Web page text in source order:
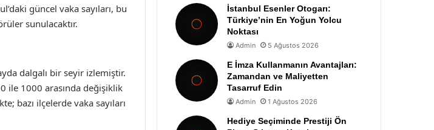
güncel vaka sayıları, bu
sunulacaktır.
dalgalı bir seyir izlemiştir.
ile 1000 arasında değişiklik
bazı ilçelerde vaka sayıları
İstanbul Esenler Otogarı:
Türkiye’nin En Yoğun Yolcu
Noktası
Admin 5 Ağustos 2026
E İmza Kullanmanın Avantajları:
Zamandan ve Maliyetten
Tasarruf Edin
Admin 1 Ağustos 2026
Hediye Seçiminde Prestiji Ön